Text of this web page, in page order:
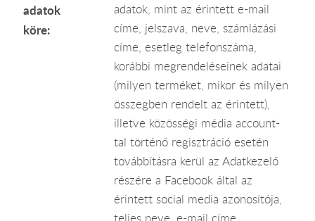
adatok
köre:
adatok, mint az érintett e-mail
címe, jelszava, neve, számlázási
címe, esetleg telefonszáma,
korábbi megrendeléseinek adatai
(milyen terméket, mikor és milyen
összegben rendelt az érintett),
illetve közösségi média account-
tal történő regisztráció esetén
továbbításra kerül az Adatkezelő
részére a Facebook által az
érintett social media azonosítója,